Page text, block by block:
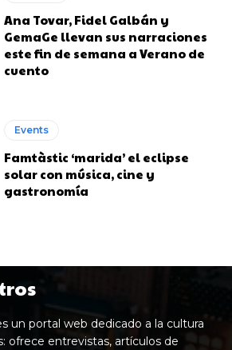
Ana Tovar, Fidel Galbán y
GemaGe llevan sus narraciones
este fin de semana a Verano de
cuento
Events
Famtàstic ‘marida’ el eclipse
solar con música, cine y
gastronomía
un portal web dedicado a la cultura
ofrece entrevistas, artículos de